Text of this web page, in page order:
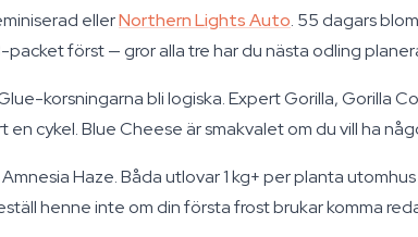
ellerNorthern Lights Auto. 55 dagars
först — gror alla tre har du nästa odling
korsningarna bli logiska. Expert Gorilla, Gorilla
cykel. Blue Cheese är smakvalet om du vill ha
Haze. Båda utlovar 1 kg+ per planta
henne inte om din första frost brukar komma